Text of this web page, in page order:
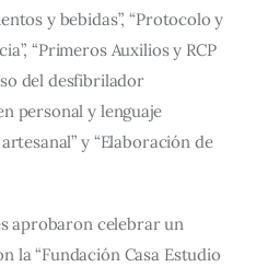
y bebidas”, “Protocolo y
“Primeros Auxilios y RCP
del desfibrilador
personal y lenguaje
y “Elaboración de
aprobaron celebrar un
la “Fundación Casa Estudio